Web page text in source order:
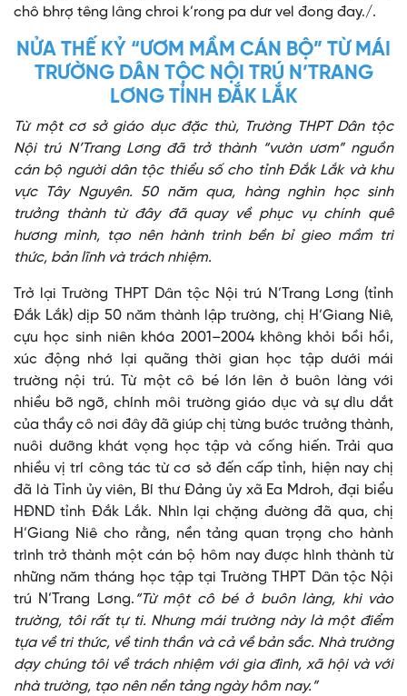
chô bhrợ têng lâng chroi k’rong pa dưr vel đong đay./.
NỬA THẾ KỶ “ƯƠM MẦM CÁN BỘ” TỪ MÁI
TRƯỜNG DÂN TỘC NỘI TRÚ N’TRANG
LƠNG TỈNH ĐẮK LẮK
Từ một cơ sở giáo dục đặc thù, Trường THPT Dân tộc
Nội trú N’Trang Lơng đã trở thành “vườn ươm” nguồn
cán bộ người dân tộc thiểu số cho tỉnh Đắk Lắk và khu
vực Tây Nguyên. 50 năm qua, hàng nghìn học sinh
trưởng thành từ đây đã quay về phục vụ chính quê
hương mình, tạo nên hành trình bền bỉ gieo mầm tri
thức, bản lĩnh và trách nhiệm.
Trở lại Trường THPT Dân tộc Nội trú N’Trang Lơng (tỉnh
Đắk Lắk) dịp 50 năm thành lập trường, chị H’Giang Niê,
cựu học sinh niên khóa 2001–2004 không khỏi bồi hồi,
xúc động nhớ lại quãng thời gian học tập dưới mái
trường nội trú. Từ một cô bé lớn lên ở buôn làng với
nhiều bỡ ngỡ, chính môi trường giáo dục và sự dìu dắt
của thầy cô nơi đây đã giúp chị từng bước trưởng thành,
nuôi dưỡng khát vọng học tập và cống hiến. Trải qua
nhiều vị trí công tác từ cơ sở đến cấp tỉnh, hiện nay chị
đã là Tỉnh ủy viên, Bí thư Đảng ủy xã Ea Mdroh, đại biểu
HĐND tỉnh Đắk Lắk. Nhìn lại chặng đường đã qua, chị
H’Giang Niê cho rằng, nền tảng quan trọng cho hành
trình trở thành một cán bộ hôm nay được hình thành từ
những năm tháng học tập tại Trường THPT Dân tộc Nội
trú N’Trang Lơng. “Từ một cô bé ở buôn làng, khi vào
trường, tôi rất tự ti. Nhưng mái trường này là một điểm
tựa về tri thức, về tinh thần và cả về bản sắc. Nhà trường
dạy chúng tôi về trách nhiệm với gia đình, xã hội và với
nhà trường, tạo nên nền tảng ngày hôm nay.”